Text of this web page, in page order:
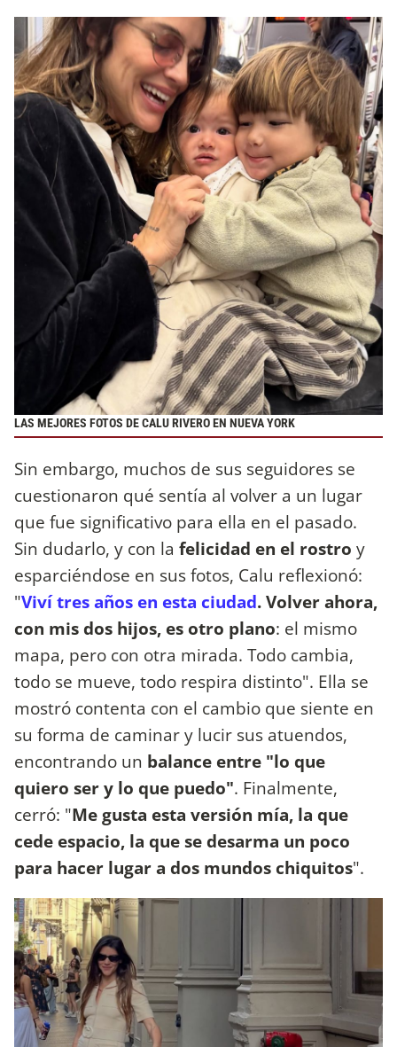
LAS MEJORES FOTOS DE CALU RIVERO EN NUEVA YORK
Sin embargo, muchos de sus seguidores se
cuestionaron qué sentía al volver a un lugar
que fue significativo para ella en el pasado.
Sin dudarlo, y con la felicidad en el rostro y
esparciéndose en sus fotos, Calu reflexionó:
"Viví tres años en esta ciudad. Volver ahora,
con mis dos hijos, es otro plano: el mismo
mapa, pero con otra mirada. Todo cambia,
todo se mueve, todo respira distinto". Ella se
mostró contenta con el cambio que siente en
su forma de caminar y lucir sus atuendos,
encontrando un balance entre "lo que
quiero ser y lo que puedo". Finalmente,
cerró: "Me gusta esta versión mía, la que
cede espacio, la que se desarma un poco
para hacer lugar a dos mundos chiquitos".